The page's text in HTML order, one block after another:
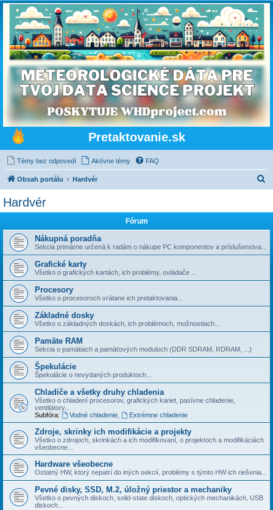
Pretaktovanie.sk
Témy bez odpovedí Aktívne témy FAQ
Obsah portálu Hardvér
Hardvér
Fórum
Nákupná poradňa
Sekcia primárne určená k radám o nákupe PC komponentov a príslušenstva...
Grafické karty
Všetko o grafických kartách, ich problémy, ovládače ...
Procesory
Všetko o procesoroch vrátane ich pretaktovania...
Základné dosky
Všetko o základných doskách, ich problémoch, možnostiach...
Pamäte RAM
Sekcia o pamätiach a pamäťových moduloch (DDR SDRAM, RDRAM, ...)
Špekulácie
Špekulácie o nevydaných produktoch...
Chladiče a všetky druhy chladenia
Všetko o chladení procesorov, grafických kariet, pasí­vne chladenie,
ventilátory...
Subfóra:
Vodné chladenie, Extrémne chladenie
Zdroje, skrinky ich modifikácie a projekty
Všetko o zdrojoch, skrinkách a ich modifikovaní, o projektoch a modifikáciách
všeobecne...
Hardware všeobecne
Ostatný HW, ktorý nepatrí do iných sekcií­, problémy s týmto HW ich riešenia...
Pevné disky, SSD, M.2, úložný priestor a mechaniky
Všetko o pevných diskoch, solid-state diskoch, optických mechanikách, USB
diskoch...